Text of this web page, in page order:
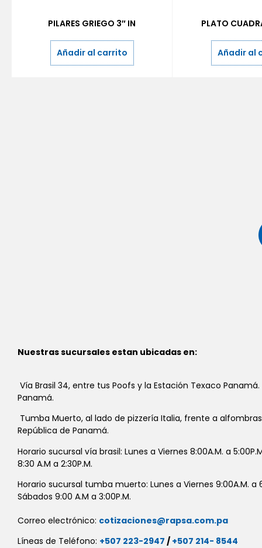
PILARES GRIEGO 3″ IN
Añadir al carrito
PLATO
Añadir al
Nuestras sucursales estan ubicadas en:
Vía Brasil 34, entre tus Poofs y la Estación Texaco
Panamá.
Tumba Muerto, al lado de pizzería Italia, frente a
República de Panamá.
Horario sucursal vía brasil: Lunes a Viernes 8:00A.M. a
8:30 A.M a 2:30P.M.
Horario sucursal tumba muerto: Lunes a Viernes 9:00A.M. a
Sábados 9:00 A.M a 3:00P.M.
Correo electrónico: cotizaciones@rapsa.com.pa
Líneas de Teléfono: +507 223-2947 / +507 214- 8544